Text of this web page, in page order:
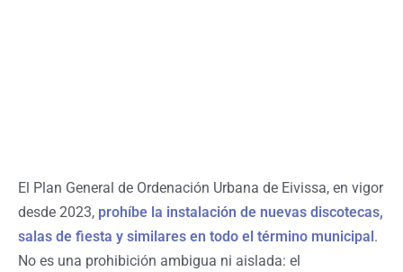
El Plan General de Ordenación Urbana de Eivissa, en vigor
desde 2023, prohíbe la instalación de nuevas discotecas,
salas de fiesta y similares en todo el término municipal.
No es una prohibición ambigua ni aislada: el